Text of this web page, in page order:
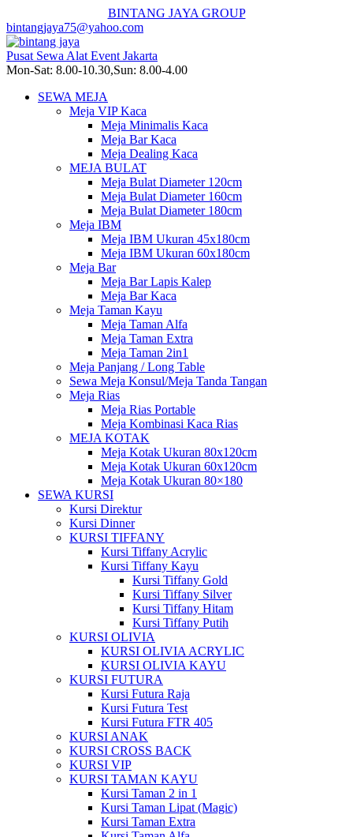
BINTANG JAYA GROUP
bintangjaya75@yahoo.com
Pusat Sewa Alat Event Jakarta
Mon-Sat: 8.00-10.30,Sun: 8.00-4.00
SEWA MEJA
Meja VIP Kaca
Meja Minimalis Kaca
Meja Bar Kaca
Meja Dealing Kaca
MEJA BULAT
Meja Bulat Diameter 120cm
Meja Bulat Diameter 160cm
Meja Bulat Diameter 180cm
Meja IBM
Meja IBM Ukuran 45x180cm
Meja IBM Ukuran 60x180cm
Meja Bar
Meja Bar Lapis Kalep
Meja Bar Kaca
Meja Taman Kayu
Meja Taman Alfa
Meja Taman Extra
Meja Taman 2in1
Meja Panjang / Long Table
Sewa Meja Konsul/Meja Tanda Tangan
Meja Rias
Meja Rias Portable
Meja Kombinasi Kaca Rias
MEJA KOTAK
Meja Kotak Ukuran 80x120cm
Meja Kotak Ukuran 60x120cm
Meja Kotak Ukuran 80×180
SEWA KURSI
Kursi Direktur
Kursi Dinner
KURSI TIFFANY
Kursi Tiffany Acrylic
Kursi Tiffany Kayu
Kursi Tiffany Gold
Kursi Tiffany Silver
Kursi Tiffany Hitam
Kursi Tiffany Putih
KURSI OLIVIA
KURSI OLIVIA ACRYLIC
KURSI OLIVIA KAYU
KURSI FUTURA
Kursi Futura Raja
Kursi Futura Test
Kursi Futura FTR 405
KURSI ANAK
KURSI CROSS BACK
KURSI VIP
KURSI TAMAN KAYU
Kursi Taman 2 in 1
Kursi Taman Lipat (Magic)
Kursi Taman Extra